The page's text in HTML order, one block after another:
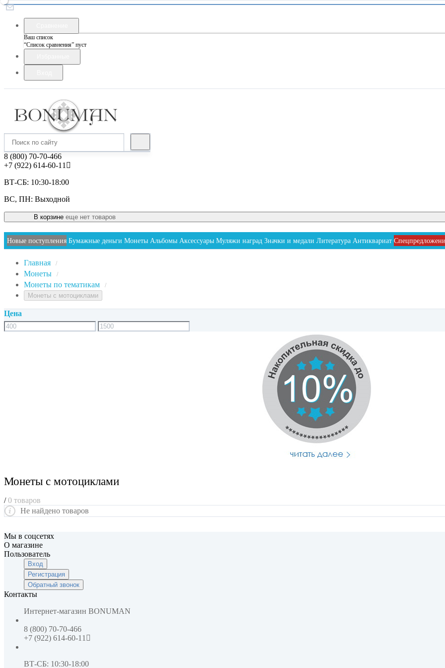
Ваш список
“Список сравнения” пуст
8 (800) 70-70-466
+7 (922) 614-60-11
ВТ-СБ: 10:30-18:00
ВС, ПН: Выходной
В корзине еще нет товаров
Новые поступления Бумажные деньги Монеты Альбомы Аксессуары Муляжи наград Значки и медали Литература Антиквариат
Главная /
Монеты /
Монеты по тематикам /
Монеты с мотоциклами
Цена
Монеты с мотоциклами
/ 0 товаров
Не найдено товаров
Мы в соцсетях
О магазине
Пользователь
Вход
Регистрация
Обратный звонок
Контакты
Интернет-магазин BONUMAN
8 (800) 70-70-466
+7 (922) 614-60-11
ВТ-СБ: 10:30-18:00